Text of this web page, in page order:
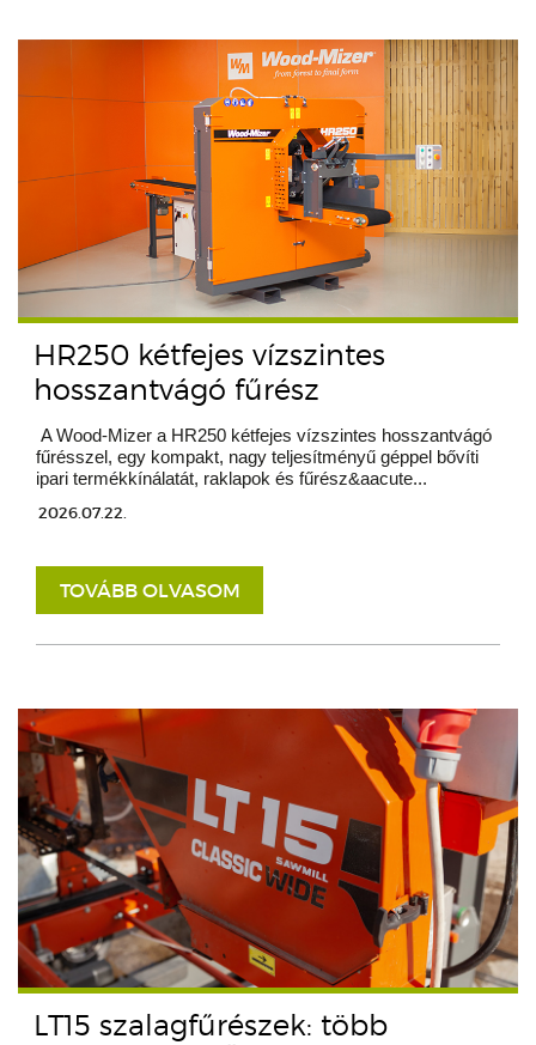
HR250 kétfejes vízszintes
hosszantvágó fűrész
A Wood-Mizer a HR250 kétfejes vízszintes hosszantvágó
fűrésszel, egy kompakt, nagy teljesítményű géppel bővíti
ipari termékkínálatát, raklapok és fűrész&aacute...
2026.07.22.
TOVÁBB OLVASOM
LT15 szalagfűrészek: több